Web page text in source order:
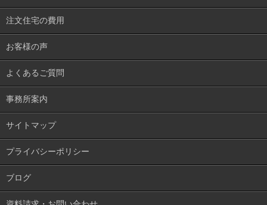
注文住宅の費用
お客様の声
よくあるご質問
事務所案内
サイトマップ
プライバシーポリシー
ブログ